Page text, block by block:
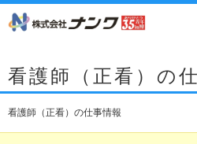
看護師（正看）の
看護師（正看）の仕事情報